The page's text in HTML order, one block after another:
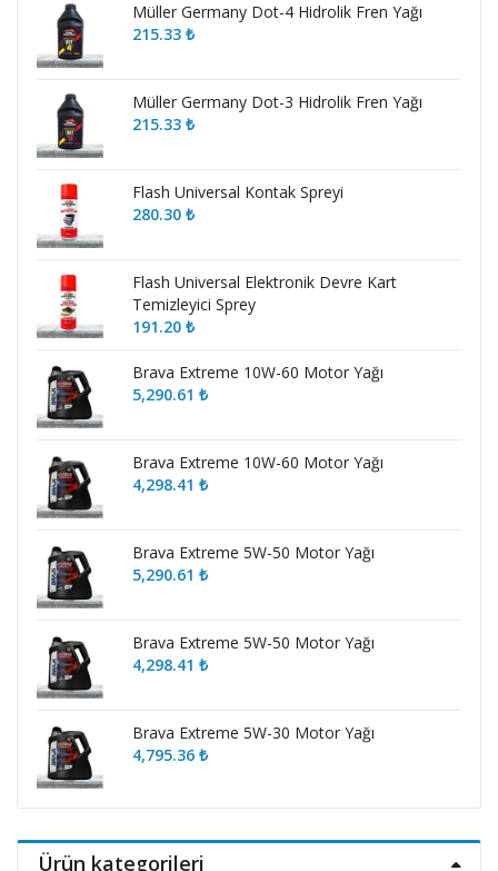
Müller Germany Dot-4 Hidrolik Fren Yağı
215.33₺
Müller Germany Dot-3 Hidrolik Fren Yağı
215.33₺
Flash Universal Kontak Spreyi
280.30₺
Flash Universal Elektronik Devre Kart
Temizleyici Sprey
191.20₺
Brava Extreme 10W-60 Motor Yağı
5,290.61₺
Brava Extreme 10W-60 Motor Yağı
4,298.41₺
Brava Extreme 5W-50 Motor Yağı
5,290.61₺
Brava Extreme 5W-50 Motor Yağı
4,298.41₺
Brava Extreme 5W-30 Motor Yağı
4,795.36₺
Ürün kategorileri